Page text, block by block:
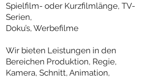
Spielfilm- oder Kurzfilmlänge, TV-
Serien,
Doku’s, Werbefilme
Wir bieten Leistungen in den
Bereichen Produktion, Regie,
Kamera, Schnitt, Animation,